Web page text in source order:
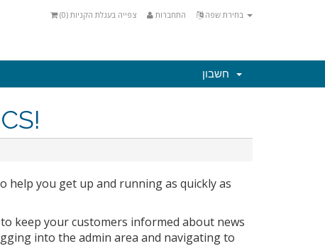
התחברות צפייה בעגלת הקניות (0
)
help you get up and running as quickly as
keep your customers informed about news
into the admin area and navigating to